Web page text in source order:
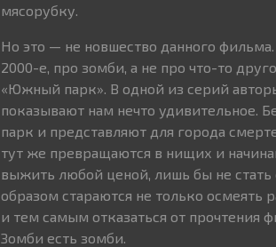
мясорубку.
Но это — не новшество данного
2000-е, про зомби, а не про что-то
«Южный парк». В одной из серий
показывают нам нечто удивительное.
парк и представляют для города
тут же превращаются в нищих и
выжить любой ценой, лишь бы не
образом стараются не только осмеять
и тем самым отказаться от прочтения
Зомби есть зомби.